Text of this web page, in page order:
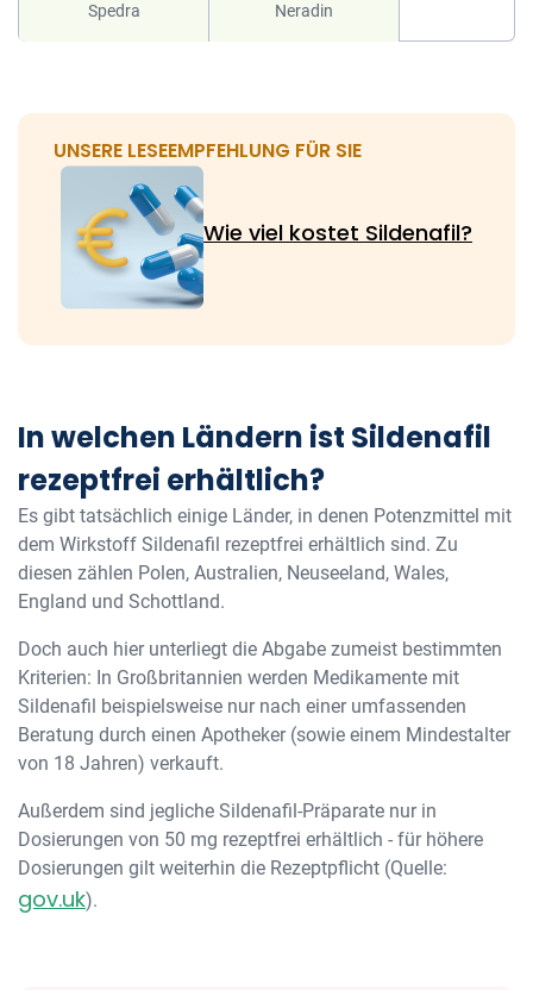
Spedra Neradin
UNSERE LESEEMPFEHLUNG FÜR SIE
Wie viel kostet Sildenafil?
In welchen Ländern ist Sildenafil
rezeptfrei erhältlich?
Es gibt tatsächlich einige Länder, in denen Potenzmittel mit
dem Wirkstoff Sildenafil rezeptfrei erhältlich sind. Zu
diesen zählen Polen, Australien, Neuseeland, Wales,
England und Schottland.
Doch auch hier unterliegt die Abgabe zumeist bestimmten
Kriterien: In Großbritannien werden Medikamente mit
Sildenafil beispielsweise nur nach einer umfassenden
Beratung durch einen Apotheker (sowie einem Mindestalter
von 18 Jahren) verkauft.
Außerdem sind jegliche Sildenafil-Präparate nur in
Dosierungen von 50 mg rezeptfrei erhältlich - für höhere
Dosierungen gilt weiterhin die Rezeptpflicht (Quelle:
gov.uk).